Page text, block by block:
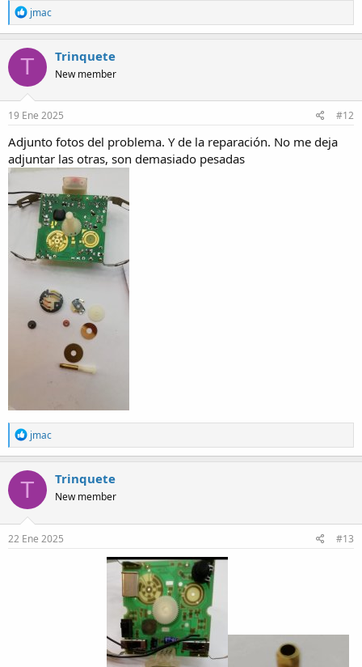
R
e
a
c
t
o
n
s
jmac
T Trinquete
New member
19 Ene 2025 #12
Adjunto fotos del problema. Y de la reparación. No me deja
adjuntar las otras, son demasiado pesadas
R
e
a
c
t
o
n
s
jmac
T Trinquete
New member
22 Ene 2025 #13